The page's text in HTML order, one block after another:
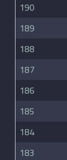
190
189
188
187
186
185
184
183